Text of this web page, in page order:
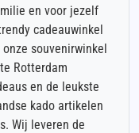
en voor jezelf
cadeauwinkel
souvenirwinkel
Rotterdam
en de leukste
kado artikelen
Wij leveren de